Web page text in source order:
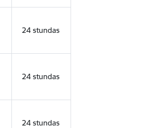
24 stundas
24 stundas
24 stundas